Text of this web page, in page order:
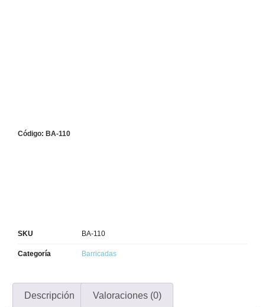
Código: BA-110
SKU BA-110
Categoría Barricadas
Descripción Valoraciones (0)